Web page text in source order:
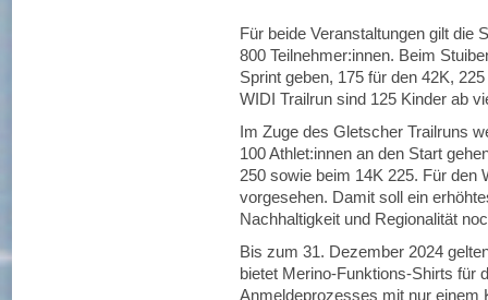
Für beide Veranstaltungen gilt die
800 Teilnehmer:innen. Beim
Sprint geben, 175 für den 42K,
WIDI Trailrun sind 125 Kinder ab
Im Zuge des Gletscher Trailruns
100 Athlet:innen an den Start
250 sowie beim 14K 225. Für den
vorgesehen. Damit soll ein
Nachhaltigkeit und Regionalität
Bis zum 31. Dezember 2024
bietet Merino-Funktions-Shirts für
Anmeldeprozesses mit nur einem